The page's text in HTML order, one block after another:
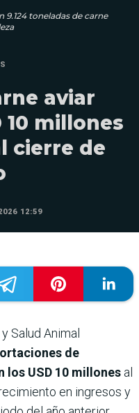
9.124 toneladas de carne
aviar
10 millones
cierre de
12:59
Salud Animal
de
los USD 10 millones al
en ingresos y